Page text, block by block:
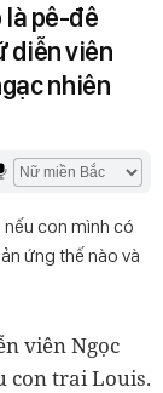
là pê-đê
diễn viên
nhiên
con mình có
ứng thế nào và
viên Ngọc
con trai Louis.